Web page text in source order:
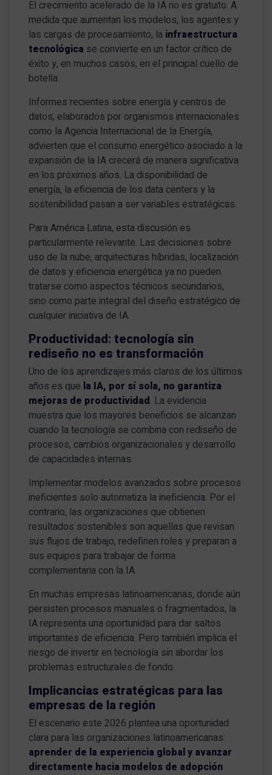
El crecimiento acelerado de la IA no es gratuito. A
medida que aumentan los modelos, los agentes y
las cargas de procesamiento, la infraestructura
tecnológica se convierte en un factor crítico de
éxito y, en muchos casos, en el principal cuello de
botella.
Informes recientes sobre energía y centros de
datos, elaborados por organismos internacionales
como la Agencia Internacional de la Energía,
advierten que el consumo energético asociado a la
expansión de la IA crecerá de manera significativa
en los próximos años. La disponibilidad de
energía, la eficiencia de los data centers y la
sostenibilidad pasan a ser variables estratégicas.
Para América Latina, esta discusión es
particularmente relevante. Las decisiones sobre
uso de la nube, arquitecturas híbridas, localización
de datos y eficiencia energética ya no pueden
tratarse como aspectos técnicos secundarios,
sino como parte integral del diseño estratégico de
cualquier iniciativa de IA.
Productividad: tecnología sin
rediseño no es transformación
Uno de los aprendizajes más claros de los últimos
años es que la IA, por sí sola, no garantiza
mejoras de productividad. La evidencia
muestra que los mayores beneficios se alcanzan
cuando la tecnología se combina con rediseño de
procesos, cambios organizacionales y desarrollo
de capacidades internas.
Implementar modelos avanzados sobre procesos
ineficientes solo automatiza la ineficiencia. Por el
contrario, las organizaciones que obtienen
resultados sostenibles son aquellas que revisan
sus flujos de trabajo, redefinen roles y preparan a
sus equipos para trabajar de forma
complementaria con la IA.
En muchas empresas latinoamericanas, donde aún
persisten procesos manuales o fragmentados, la
IA representa una oportunidad para dar saltos
importantes de eficiencia. Pero también implica el
riesgo de invertir en tecnología sin abordar los
problemas estructurales de fondo.
Implicancias estratégicas para las
empresas de la región
El escenario este 2026 plantea una oportunidad
clara para las organizaciones latinoamericanas:
aprender de la experiencia global y avanzar
directamente hacia modelos de adopción